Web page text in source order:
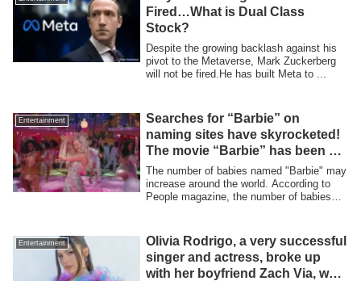
Fired…What is Dual Class
Stock?
Despite the growing backlash against his
pivot to the Metaverse, Mark Zuckerberg
will not be fired.He has built Meta to ...
Entertainment
Searches for “Barbie” on
naming sites have skyrocketed!
The movie “Barbie” has been a
big hit.
The number of babies named "Barbie" may
increase around the world. According to
People magazine, the number of babies
Entertainment
Olivia Rodrigo, a very successful
singer and actress, broke up
with her boyfriend Zach Via, who